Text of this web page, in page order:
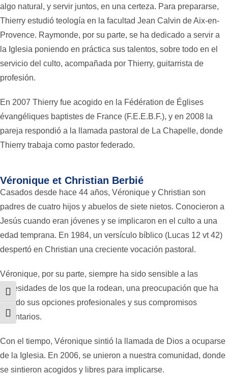
Alternar alto contraste
Alternar tamaño de letra
algo natural, y servir juntos, en una certeza. Para prepararse,
Thierry estudió teología en la facultad Jean Calvin de Aix-en-
Provence. Raymonde, por su parte, se ha dedicado a servir a
la Iglesia poniendo en práctica sus talentos, sobre todo en el
servicio del culto, acompañada por Thierry, guitarrista de
profesión.
En 2007 Thierry fue acogido en la Fédération de Églises
évangéliques baptistes de France (F.E.E.B.F.), y en 2008 la
pareja respondió a la llamada pastoral de La Chapelle, donde
Thierry trabaja como pastor federado.
Véronique et Christian Berbié
Casados desde hace 44 años, Véronique y Christian son
padres de cuatro hijos y abuelos de siete nietos. Conocieron a
Jesús cuando eran jóvenes y se implicaron en el culto a una
edad temprana. En 1984, un versículo bíblico (Lucas 12 vt 42)
despertó en Christian una creciente vocación pastoral.
Véronique, por su parte, siempre ha sido sensible a las
necesidades de los que la rodean, una preocupación que ha
guiado sus opciones profesionales y sus compromisos
voluntarios.
Con el tiempo, Véronique sintió la llamada de Dios a ocuparse
de la Iglesia. En 2006, se unieron a nuestra comunidad, donde
se sintieron acogidos y libres para implicarse.